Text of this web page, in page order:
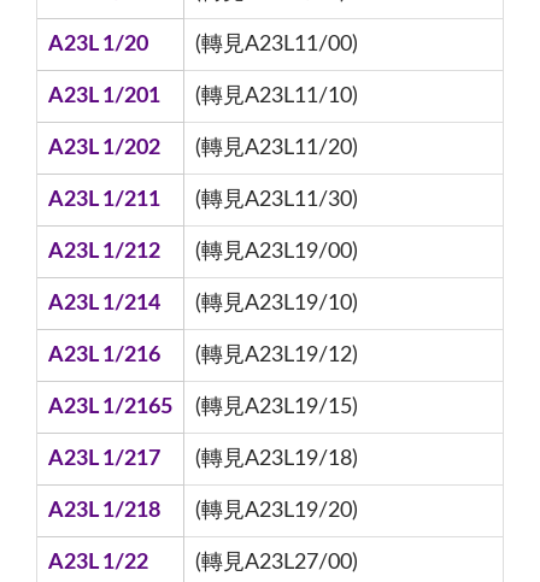
A23L 1/20 (轉見A23L11/00)
A23L 1/201 (轉見A23L11/10)
A23L 1/202 (轉見A23L11/20)
A23L 1/211 (轉見A23L11/30)
A23L 1/212 (轉見A23L19/00)
A23L 1/214 (轉見A23L19/10)
A23L 1/216 (轉見A23L19/12)
A23L 1/2165 (轉見A23L19/15)
A23L 1/217 (轉見A23L19/18)
A23L 1/218 (轉見A23L19/20)
A23L 1/22 (轉見A23L27/00)